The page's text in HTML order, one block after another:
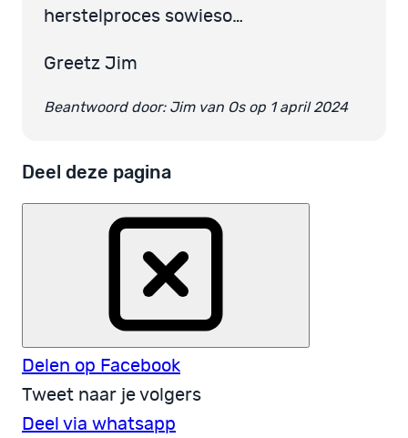
herstelproces sowieso…
Greetz Jim
Beantwoord door: Jim van Os op 1 april 2024
Deel deze pagina
Delen op Facebook
Tweet naar je volgers
Deel via whatsapp